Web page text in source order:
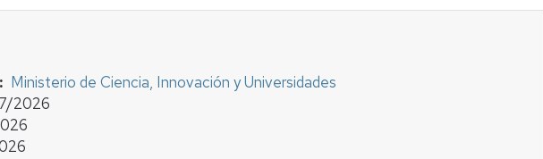
proyecto
Ministerio de Ciencia, Innovación y Universidades
2026